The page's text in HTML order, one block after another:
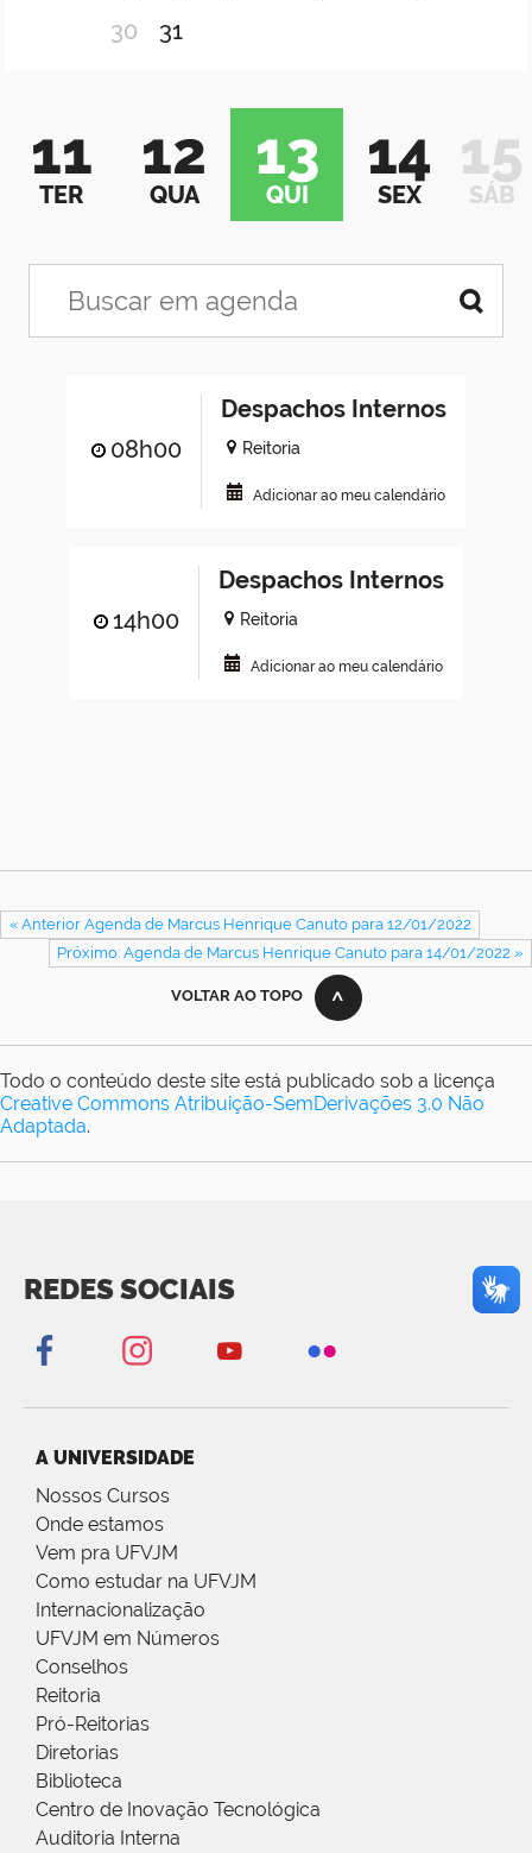
30
31
11
TER
12
QUA
13
QUI
14
SEX
15
SÁB
08h00
Despachos Internos
Reitoria
Adicionar ao meu calendário
14h00
Despachos Internos
Reitoria
Adicionar ao meu calendário
« Anterior Agenda de Marcus Henrique Canuto para 12/01/2022
Próximo: Agenda de Marcus Henrique Canuto para 14/01/2022 »
VOLTAR AO TOPO
Todo o conteúdo deste site está publicado sob a licença
Creative Commons Atribuição-SemDerivações 3.0 Não
Adaptada.
REDES SOCIAIS
A UNIVERSIDADE
Nossos Cursos
Onde estamos
Vem pra UFVJM
Como estudar na UFVJM
Internacionalização
UFVJM em Números
Conselhos
Reitoria
Pró-Reitorias
Diretorias
Biblioteca
Centro de Inovação Tecnológica
Auditoria Interna